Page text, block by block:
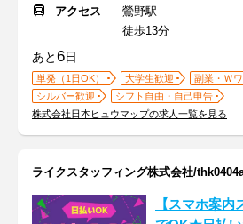
アクセス
鶯野駅
徒歩13分
あと6日
単発（1日OK） 大学生歓迎
副業・Ｗ
シルバー歓迎
シフト自由・自己申告
株式会社日本ヒュウマップの求人一覧を見る
ライクスタッフィング株式会社/
【スマホ案内